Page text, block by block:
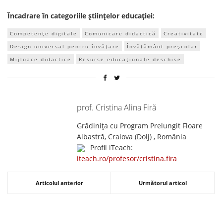
Încadrare în categoriile științelor educației:
Competențe digitale Comunicare didactică
Creativitate
Design universal pentru învățare
Învățământ preșcolar
Mijloace didactice
Resurse educaționale deschise
prof. Cristina Alina Firă
Grădinița cu Program Prelungit Floare
Albastră, Craiova (Dolj) , România
Profil iTeach:
iteach.ro/profesor/cristina.fira
Articolul anterior Următorul articol